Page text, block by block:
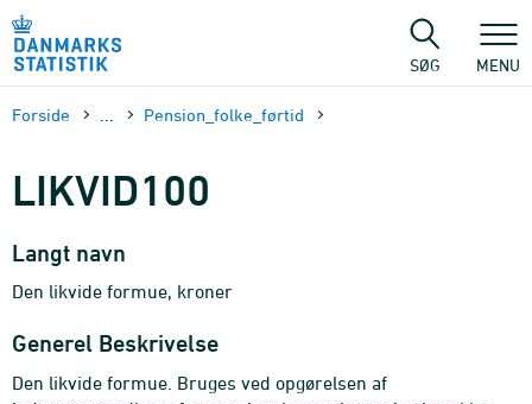
sidens
SØG MENU
Forside Pension_folke_førtid
LIKVID100
Langt navn
Den likvide formue, kroner
Generel Beskrivelse
Den likvide formue. Bruges ved opgørelsen af